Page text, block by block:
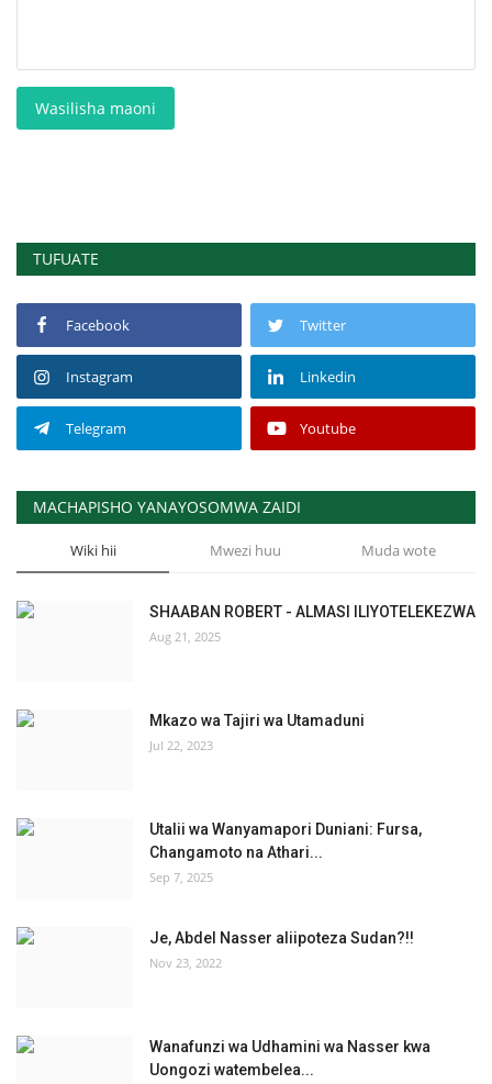
Wasilisha maoni
TUFUATE
Facebook Twitter
Instagram Linkedin
Telegram Youtube
MACHAPISHO YANAYOSOMWA ZAIDI
Wiki hii Mwezi huu Muda wote
SHAABAN ROBERT - ALMASI ILIYOTELEKEZWA
Aug 21, 2025
Mkazo wa Tajiri wa Utamaduni
Jul 22, 2023
Utalii wa Wanyamapori Duniani: Fursa,
Changamoto na Athari...
Sep 7, 2025
Je, Abdel Nasser aliipoteza Sudan?!!
Nov 23, 2022
Wanafunzi wa Udhamini wa Nasser kwa
Uongozi watembelea...